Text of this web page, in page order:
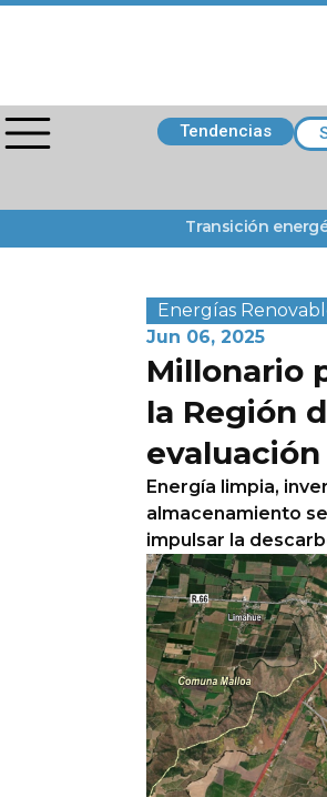
Tendencias
Transición
Energías
Jun 06, 2025
Millonario
la Región
Energía limpia,
almacenamiento
impulsar la